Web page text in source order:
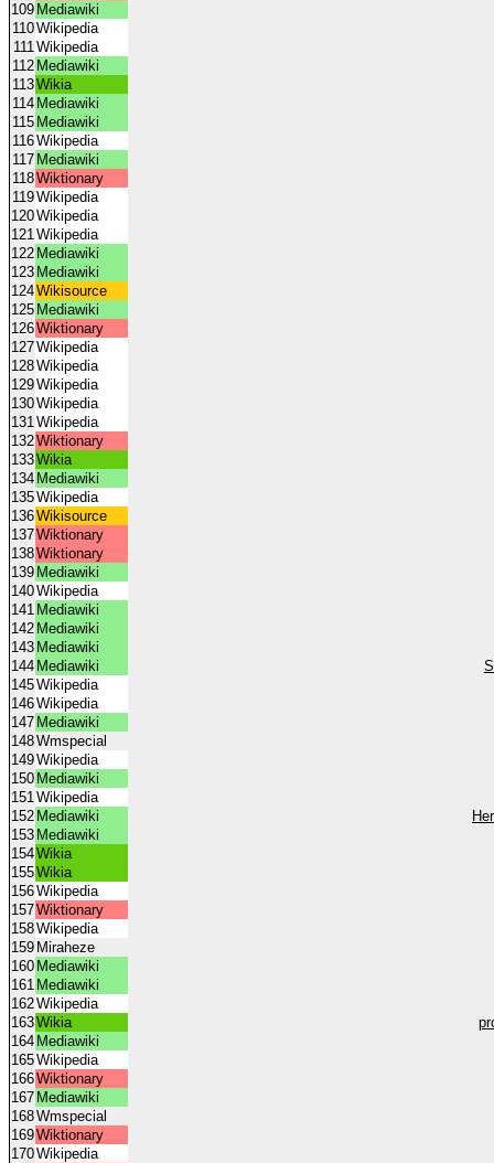
109 Mediawiki
110Wikipedia
111Wikipedia
112 Mediawiki
113Wikia
114 Mediawiki
115 Mediawiki
116Wikipedia
117 Mediawiki
118Wiktionary
119Wikipedia
120Wikipedia
121Wikipedia
122 Mediawiki
123 Mediawiki
124Wikisource
125 Mediawiki
126Wiktionary
127Wikipedia
128Wikipedia
129Wikipedia
130Wikipedia
131Wikipedia
132Wiktionary
133Wikia
134 Mediawiki
135Wikipedia
136Wikisource
137Wiktionary
138Wiktionary
139 Mediawiki
140Wikipedia
141 Mediawiki
142 Mediawiki
143 Mediawiki
144 Mediawiki
145Wikipedia
146Wikipedia
147 Mediawiki
148Wmspecial
149Wikipedia
150 Mediawiki
151Wikipedia
152 Mediawiki
153 Mediawiki
154Wikia
155Wikia
156Wikipedia
157Wiktionary
158Wikipedia
159 Miraheze
160 Mediawiki
161 Mediawiki
162Wikipedia
163Wikia
164 Mediawiki
165Wikipedia
166Wiktionary
167 Mediawiki
168Wmspecial
169Wiktionary
170Wikipedia